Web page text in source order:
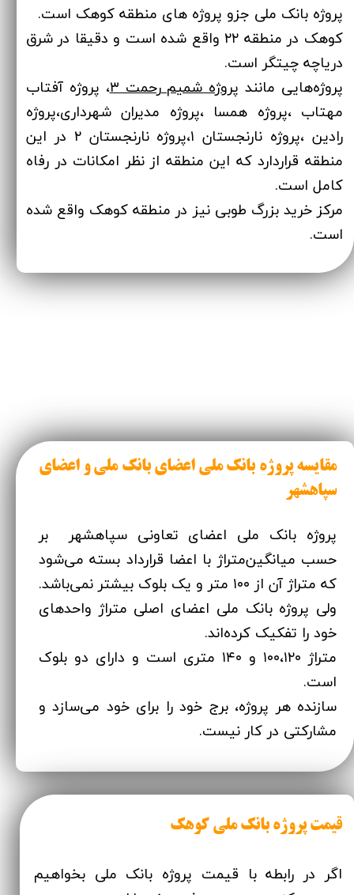
​​​​​​​پروژه بانک ملی جزو پروژه های منطقه کوهک است.
کوهک در منطقه ۲۲ واقع شده است و دقیقا در شرق
دریاچه چیتگر است.
پروژه‌هایی مانند پروژه شمیم رحمت ۳ ، پروژه آفتاب
مهتاب ،پروژه همسا ،پروژه مدیران شهرداری،پروژه
رادین ،پروژه نارنجستان ۱،پروژه نارنجستان ۲ در این
منطقه قراردارد که این منطقه از نظر امکانات در رفاه
کامل است.
مرکز خرید بزرگ طوبی نیز در منطقه کوهک واقع شده
است.
مقایسه پروژه بانک ملی اعضای بانک ملی و اعضای
سپاهشهر
پروژه بانک ملی اعضای تعاونی سپاهشهر بر
حسب میانگین‌متراژ با اعضا قرارداد بسته می‌شود
که متراژ آن از ۱۰۰ متر و یک بلوک بیشتر نمی‌باشد.
ولی پروژه بانک ملی اعضای اصلی متراژ واحدهای
خود را تفکیک کرده‌اند.
متراژ ۱۰۰،۱۲۰ و ۱۴۰ متری است و دارای دو بلوک
است.
سازنده هر پروژه، برج خود را برای خود می‌سازد و
مشارکتی در کار نیست.
قیمت پروژه بانک ملی کوهک
اگر در رابطه با قیمت پروژه بانک ملی بخواهیم